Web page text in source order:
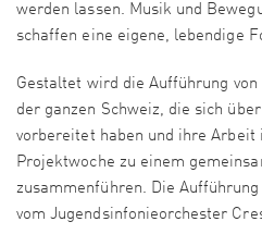
werden lassen. Musik und
schaffen eine eigene, lebendige
Gestaltet wird die Aufführung
der ganzen Schweiz, die sich
vorbereitet haben und ihre Arbeit
Projektwoche zu einem
zusammenführen. Die
vom Jugendsinfonieorchester